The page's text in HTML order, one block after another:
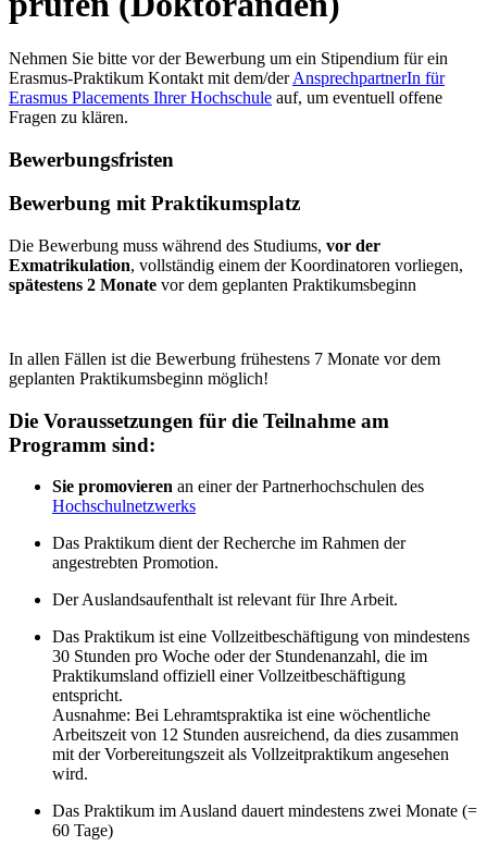
Nehmen Sie bitte vor der Bewerbung um ein Stipendium für ein
Erasmus-Praktikum Kontakt mit dem/derAnsprechpartnerIn für
Erasmus Placements Ihrer Hochschule auf, um eventuell offene
Fragen zu klären.
Bewerbungsfristen
Bewerbung mit Praktikumsplatz
Die Bewerbung muss während des Studiums, vor der
Exmatrikulation, vollständig einem der Koordinatoren vorliegen,
spätestens 2 Monate vor dem geplanten Praktikumsbeginn
In allen Fällen ist die Bewerbung frühestens 7 Monate vor dem
geplanten Praktikumsbeginn möglich!
Die Voraussetzungen für die Teilnahme am
Programm sind:
Sie promovieren an einer der Partnerhochschulen des
Hochschulnetzwerks
Das Praktikum dient der Recherche im Rahmen der
angestrebten Promotion.
Der Auslandsaufenthalt ist relevant für Ihre Arbeit.
Das Praktikum ist eine Vollzeitbeschäftigung von mindestens
30 Stunden pro Woche oder der Stundenanzahl, die im
Praktikumsland offiziell einer Vollzeitbeschäftigung
entspricht.
Ausnahme: Bei Lehramtspraktika ist eine wöchentliche
Arbeitszeit von 12 Stunden ausreichend, da dies zusammen
mit der Vorbereitungszeit als Vollzeitpraktikum angesehen
wird.
Das Praktikum im Ausland dauert mindestens zwei Monate (=
60 Tage)